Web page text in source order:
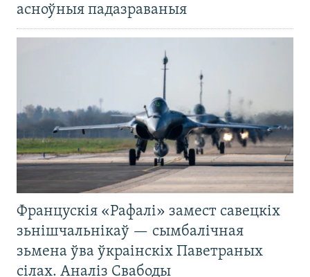
асноўныя падазраваныя
Францускія «Рафалі» замест савецкіх
зьнішчальнікаў — сымбалічная
зьмена ўва ўкраінскіх Паветраных
сілах. Аналіз Свабоды